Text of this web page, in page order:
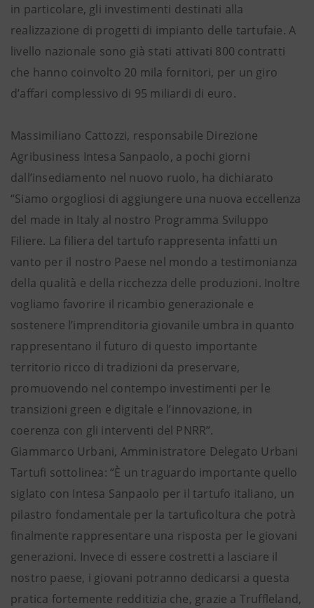
in particolare, gli investimenti destinati alla
realizzazione di progetti di impianto delle tartufaie. A
livello nazionale sono già stati attivati 800 contratti
che hanno coinvolto 20 mila fornitori, per un giro
d’affari complessivo di 95 miliardi di euro.
Massimiliano Cattozzi, responsabile Direzione
Agribusiness Intesa Sanpaolo, a pochi giorni
dall’insediamento nel nuovo ruolo, ha dichiarato
“Siamo orgogliosi di aggiungere una nuova eccellenza
del made in Italy al nostro Programma Sviluppo
Filiere. La filiera del tartufo rappresenta infatti un
vanto per il nostro Paese nel mondo a testimonianza
della qualità e della ricchezza delle produzioni. Inoltre
vogliamo favorire il ricambio generazionale e
sostenere l’imprenditoria giovanile umbra in quanto
rappresentano il futuro di questo importante
territorio ricco di tradizioni da preservare,
promuovendo nel contempo investimenti per le
transizioni green e digitale e l’innovazione, in
coerenza con gli interventi del PNRR”.
Giammarco Urbani, Amministratore Delegato Urbani
Tartufi sottolinea: “È un traguardo importante quello
siglato con Intesa Sanpaolo per il tartufo italiano, un
pilastro fondamentale per la tartuficoltura che potrà
finalmente rappresentare una risposta per le giovani
generazioni. Invece di essere costretti a lasciare il
nostro paese, i giovani potranno dedicarsi a questa
pratica fortemente redditizia che, grazie a Truffleland,